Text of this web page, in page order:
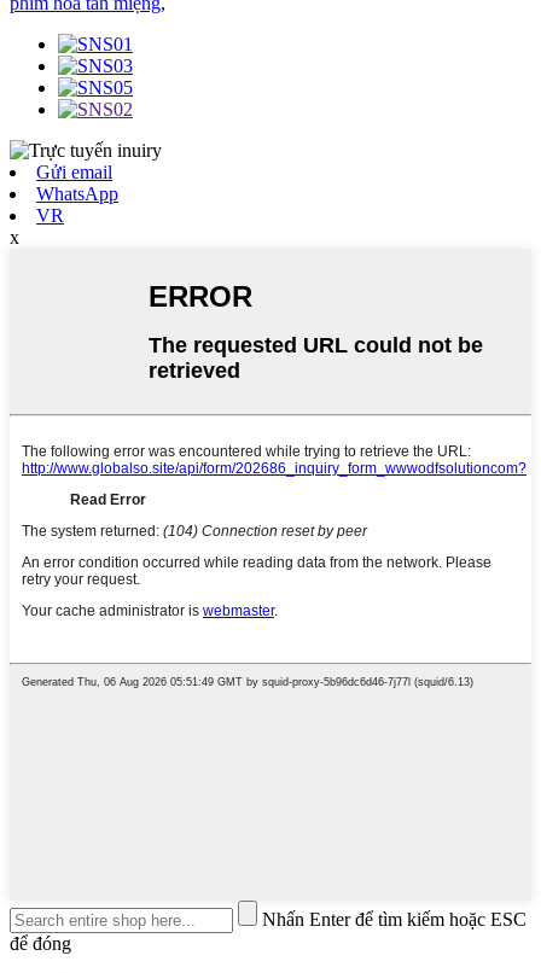
Gửi email
WhatsApp
VR
x
Nhấn Enter để tìm kiếm hoặc ESC
để đóng